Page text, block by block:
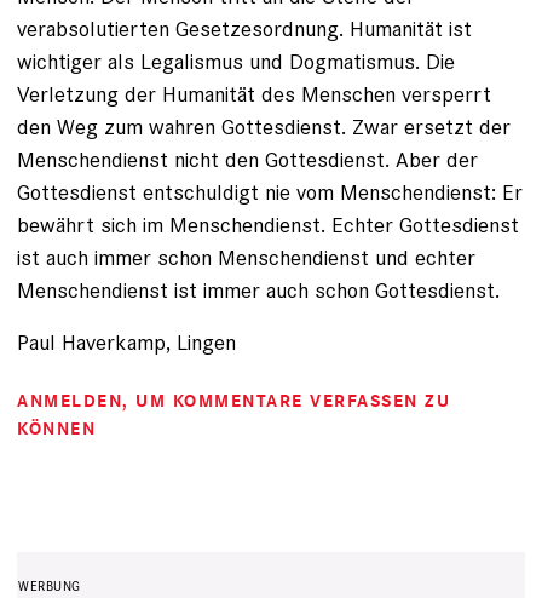
verabsolutierten Gesetzesordnung. Humanität ist
wichtiger als Legalismus und Dogmatismus. Die
Verletzung der Humanität des Menschen versperrt
den Weg zum wahren Gottesdienst. Zwar ersetzt der
Menschendienst nicht den Gottesdienst. Aber der
Gottesdienst entschuldigt nie vom Menschendienst: Er
bewährt sich im Menschendienst. Echter Gottesdienst
ist auch immer schon Menschendienst und echter
Menschendienst ist immer auch schon Gottesdienst.
Paul Haverkamp, Lingen
ANMELDEN, UM KOMMENTARE VERFASSEN ZU
KÖNNEN